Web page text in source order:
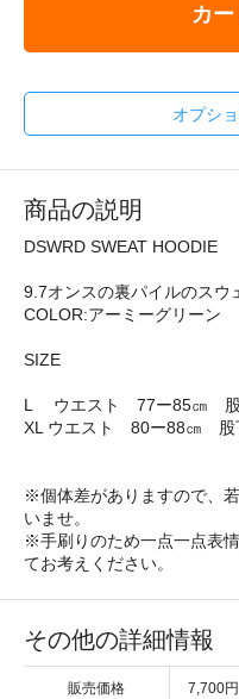
カ
オプシ
商品の説明
DSWRD SWEAT HOODIE
9.7オンスの裏パイルのスウ
COLOR:アーミーグリーン
SIZE
L ウエスト 77ー85㎝
XL ウエスト 80ー88㎝
※個体差がありますので、
いませ。
※手刷りのため一点一点表
てお考えください。
その他の詳細情報
販売価格 7,700